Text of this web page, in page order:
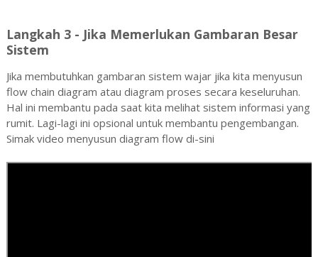
Langkah 3 - Jika Memerlukan Gambaran Besar
Sistem
Jika membutuhkan gambaran sistem wajar jika kita menyusun
flow chain diagram atau diagram proses secara keseluruhan.
Hal ini membantu pada saat kita melihat sistem informasi yang
rumit. Lagi-lagi ini opsional untuk membantu pengembangan.
Simak video menyusun diagram flow di-sini